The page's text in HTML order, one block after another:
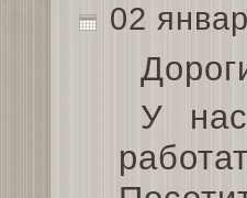
02
У